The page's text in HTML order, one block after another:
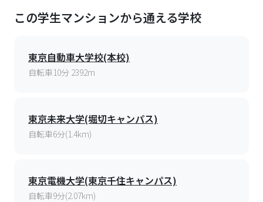
この学生マンションから通える学校
東京自動車大学校(本校)
自転車10分 2392m
東京未来大学(堀切キャンパス)
自転車6分(1.4km)
東京電機大学(東京千住キャンパス)
自転車9分(2.07km)